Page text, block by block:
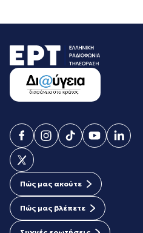
Πώς μας ακούτε
Πώς μας βλέπετε